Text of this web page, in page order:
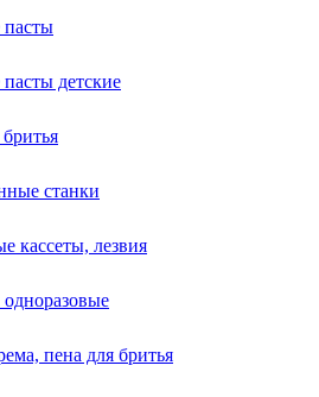
детские
станки
кассеты, лезвия
пена для бритья